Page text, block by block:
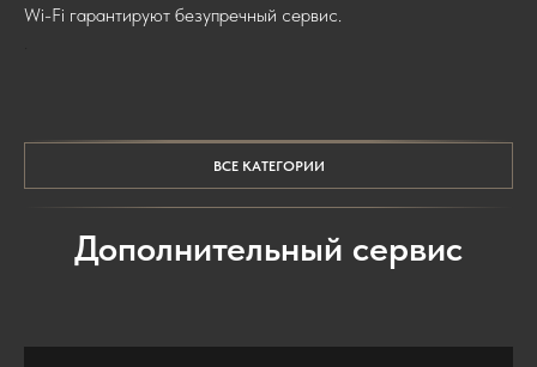
Wi-Fi гарантируют безупречный сервис.
ВСЕ КАТЕГОРИИ
Дополнительный сервис